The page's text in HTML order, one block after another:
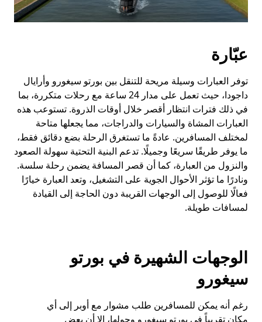
عبّارة
توفر العبارات وسيلة مريحة للتنقل بين بورتو سيغورو وأرايال
داجودا، حيث تعمل على مدار 24 ساعة مع رحلات متكررة، بما
في ذلك فترات انتظار أقصر خلال أوقات الذروة. تستوعب هذه
العبارات المشاة والسيارات والدراجات، مما يجعلها متاحة
لمختلف المسافرين. عادةً ما تستغرق الرحلة بضع دقائق فقط،
ما يوفر طريقًا سريعًا وجميلًا. تدعم البنية التحتية سهولة الصعود
والنزول من العبارة، كما أن قصر المسافة يضمن رحلة سلسة.
ونادرًا ما تؤثر الأحوال الجوية على التشغيل، وتعد العبارة خيارًا
فعالًا للوصول إلى الوجهات القريبة دون الحاجة إلى القيادة
لمسافات طويلة.
الوجهات الشهيرة في بورتو
سيغورو
رغم أنه يمكن للمسافرين طلب مشوار مع أوبر إلى أي
مكان تقريباً في بورتو سيغورو وحولها، إلا أن بعض